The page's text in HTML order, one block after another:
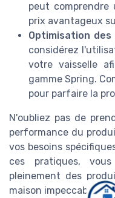
peut comprendre
prix avantageux
Optimisation
considérez
votre vaisselle
gamme Spring.
pour parfaire la
N'oubliez pas de
performance du
vos besoins
ces pratiques,
pleinement des
maison impeccable